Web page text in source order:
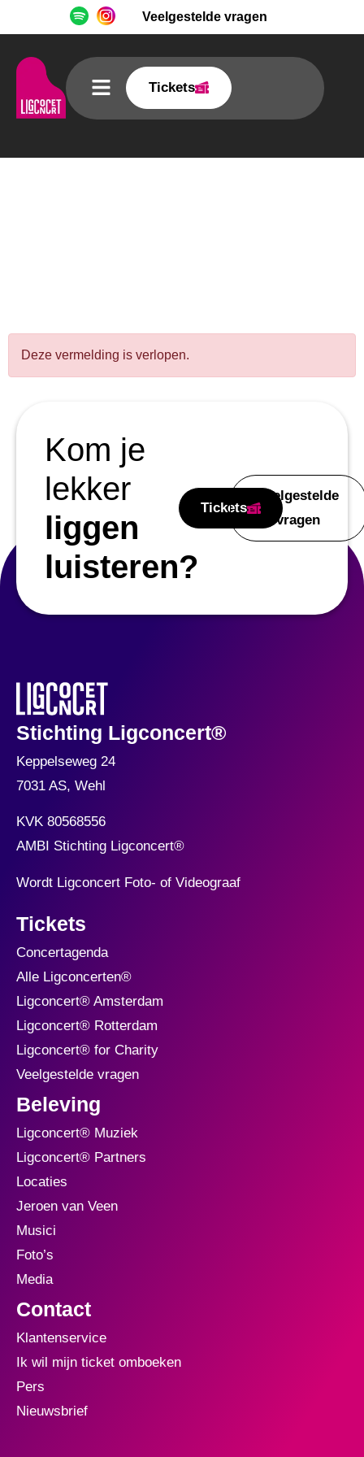
Veelgestelde vragen
Tickets
Deze vermelding is verlopen.
Kom je
lekker
liggen
luisteren?
Tickets
Veelgestelde
vragen
Stichting Ligconcert®
Keppelseweg 24
7031 AS, Wehl
KVK 80568556
AMBI Stichting Ligconcert®
Wordt Ligconcert Foto- of Videograaf
Tickets
Concertagenda
Alle Ligconcerten®
Ligconcert® Amsterdam
Ligconcert® Rotterdam
Ligconcert® for Charity
Veelgestelde vragen
Beleving
Ligconcert® Muziek
Ligconcert® Partners
Locaties
Jeroen van Veen
Musici
Foto’s
Media
Contact
Klantenservice
Ik wil mijn ticket omboeken
Pers
Nieuwsbrief